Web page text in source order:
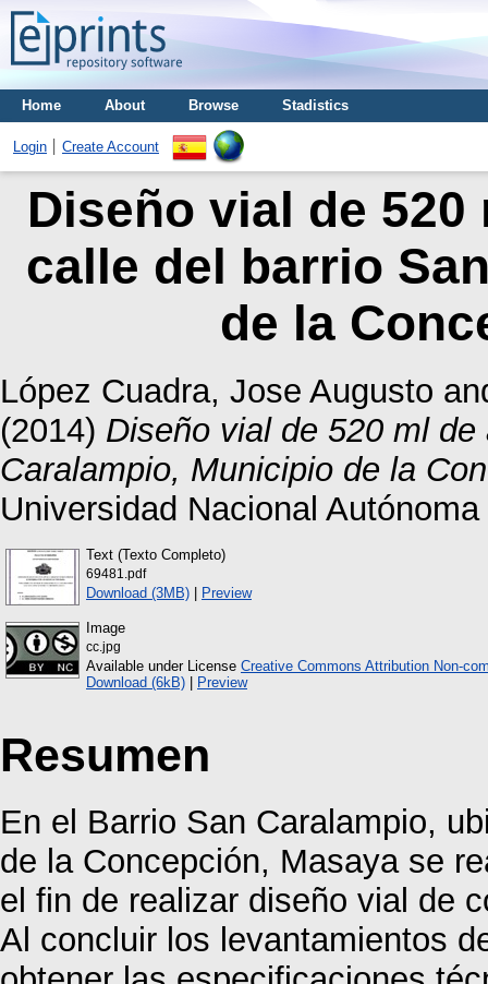
Home About Browse Stadistics
Login Create Account
Diseño vial de
calle del barrio
de la
López Cuadra, Jose Augusto
(2014) Diseño vial de 520 ml
Caralampio, Municipio de la
Universidad Nacional
Text (Texto Completo)
69481.pdf
Download (3MB) | Preview
Image
cc.jpg
Available under License Creative Commons Attribution Non-
Download (6kB) | Preview
Resumen
En el Barrio San Caralampio,
de la Concepción, Masaya se
el fin de realizar diseño vial de
Al concluir los levantamientos